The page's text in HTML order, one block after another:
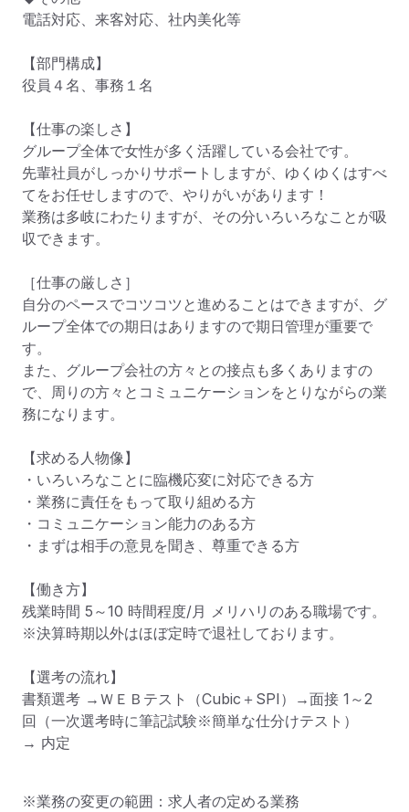
電話対応、来客対応、社内美化等
【部門構成】
役員４名、事務１名
【仕事の楽しさ】
グループ全体で女性が多く活躍している会社です。
先輩社員がしっかりサポートしますが、ゆくゆくはすべ
てをお任せしますので、やりがいがあります！
業務は多岐にわたりますが、その分いろいろなことが吸
収できます。
［仕事の厳しさ］
自分のペースでコツコツと進めることはできますが、グ
ループ全体での期日はありますので期日管理が重要で
す。
また、グループ会社の方々との接点も多くありますの
で、周りの方々とコミュニケーションをとりながらの業
務になります。
【求める人物像】
・いろいろなことに臨機応変に対応できる方
・業務に責任をもって取り組める方
・コミュニケーション能力のある方
・まずは相手の意見を聞き、尊重できる方
【働き方】
残業時間 5～10 時間程度/月 メリハリのある職場です。
※決算時期以外はほぼ定時で退社しております。
【選考の流れ】
書類選考 →ＷＥＢテスト（Cubic＋SPI）→面接 1～2
回（一次選考時に筆記試験※簡単な仕分けテスト）
→ 内定
※業務の変更の範囲：求人者の定める業務